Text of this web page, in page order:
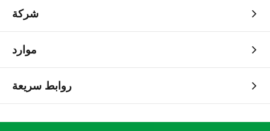
شركة
موارد
روابط سريعة